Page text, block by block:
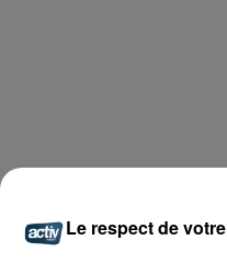
Le respect de